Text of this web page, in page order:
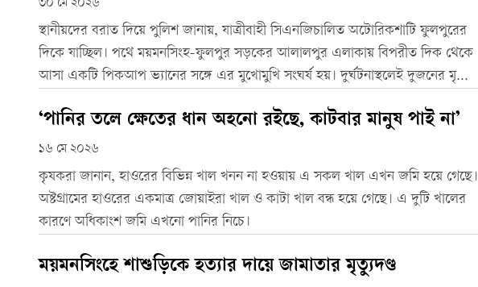
৩০ মে ২০২৬
স্থানীয়দের বরাত দিয়ে পুলিশ জানায়, যাত্রীবাহী সিএনজিচালিত অটোরিকশাটি ফুলপুরের
দিকে যাচ্ছিল। পথে ময়মনসিংহ-ফুলপুর সড়কের আলালপুর এলাকায় বিপরীত দিক থেকে
আসা একটি পিকআপ ভ্যানের সঙ্গে এর মুখোমুখি সংঘর্ষ হয়। দুর্ঘটনাস্থলেই দুজনের মৃত্যু
‘পানির তলে ক্ষেতের ধান অহনো‌ রইছে, কাটবার মানুষ পাই না’
১৬ মে ২০২৬
কৃষকরা জানান, হাওরের বিভিন্ন খাল খনন না হওয়ায় এ সকল খাল এখন জমি হয়ে গেছে।
অষ্টগ্রামের হাওরের একমাত্র জোয়াইরা খাল ও কাটা খাল বন্ধ হয়ে গেছে। এ দুটি খালের
কারণে অধিকাংশ জমি এখনো পানির নিচে।
ময়মনসিংহে শাশুড়িকে হত্যার দায়ে জামাতার মৃত্যুদণ্ড